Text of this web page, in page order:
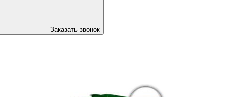
Заказать звонок